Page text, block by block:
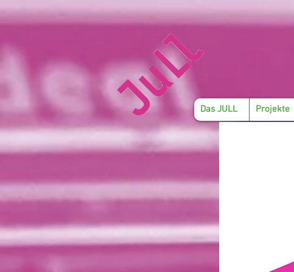
Das JULL Projekte